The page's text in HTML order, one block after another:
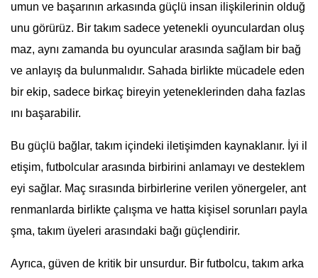
umun ve başarının arkasında güçlü insan ilişkilerinin olduğ
unu görürüz. Bir takım sadece yetenekli oyunculardan oluş
maz, aynı zamanda bu oyuncular arasında sağlam bir bağ
ve anlayış da bulunmalıdır. Sahada birlikte mücadele eden
bir ekip, sadece birkaç bireyin yeteneklerinden daha fazlas
ını başarabilir.
Bu güçlü bağlar, takım içindeki iletişimden kaynaklanır. İyi il
etişim, futbolcular arasında birbirini anlamayı ve desteklem
eyi sağlar. Maç sırasında birbirlerine verilen yönergeler, ant
renmanlarda birlikte çalışma ve hatta kişisel sorunları payla
şma, takım üyeleri arasındaki bağı güçlendirir.
Ayrıca, güven de kritik bir unsurdur. Bir futbolcu, takım arka